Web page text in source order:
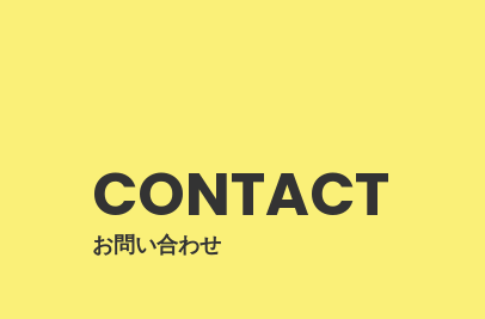
CONTACT
お問い合わせ